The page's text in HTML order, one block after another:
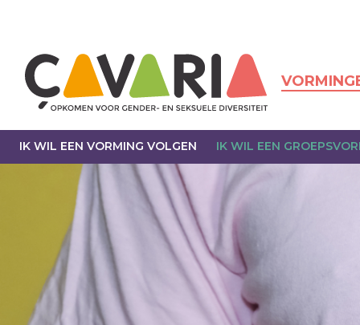
inhoud
gaan
IK WIL EEN VORMING VOLGEN IK WIL EEN